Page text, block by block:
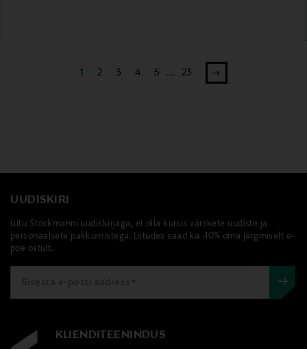
1 2 3 4 5 ... 23
UUDISKIRI
Liitu Stockmanni uudiskirjaga, et olla kursis värskete uudiste ja
personaalsete pakkumistega. Liitudes saad ka -10% oma järgmiselt e-
poe ostult.
KLIENDITEENINDUS